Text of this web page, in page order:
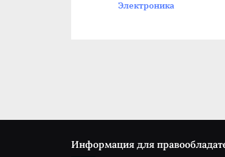
Электроника
Информация для